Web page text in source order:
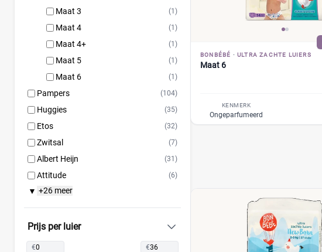
Maat 3 (1)
Maat 4 (1)
Maat 4+ (1)
Maat 5 (1)
Maat 6 (1)
Pampers (104)
Huggies (35)
Etos (32)
Zwitsal (7)
Albert Heijn (31)
Attitude (6)
Bambo Nature
Bebino (9)
Bumblies (9)
Confy (9)
▼ +26 meer
Prijs per luier
€ €
BONBÉBÉ ·ULTRA ZACHTE LUIERS
Maat 6
KENMERK
Ongeparfumeerd